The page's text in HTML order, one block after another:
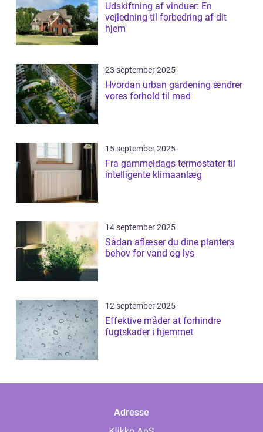
Udskiftning af vinduer: En
vejledning til forbedring af dit
hjem
23 september 2025
Hvordan urban gardening ændrer
vores forhold til mad
15 september 2025
Fra gammeldags termostater til
intelligente klimaanlæg
14 september 2025
Sådan aflæser du dine planters
behov for vand og lys
12 september 2025
Effektive måder at forhindre
fugtskader i hjemmet
Adresse